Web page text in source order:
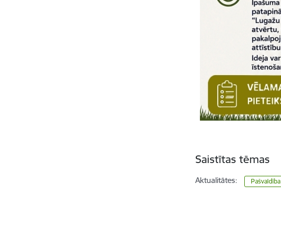
Saistītas tēmas
Aktualitātes: Pašvaldība